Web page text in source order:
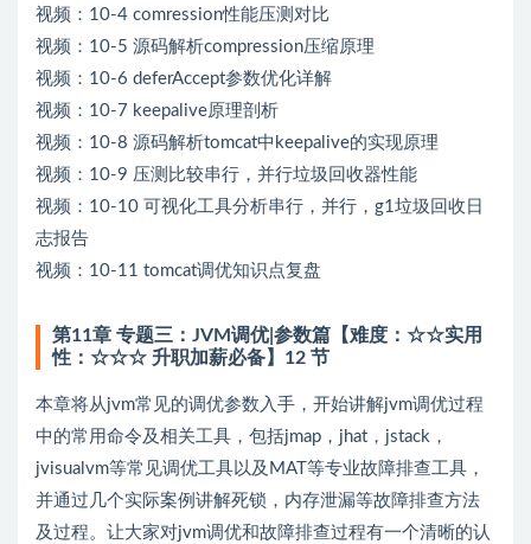
视频：10-4 comression性能压测对比
视频：10-5 源码解析compression压缩原理
视频：10-6 deferAccept参数优化详解
视频：10-7 keepalive原理剖析
视频：10-8 源码解析tomcat中keepalive的实现原理
视频：10-9 压测比较串行，并行垃圾回收器性能
视频：10-10 可视化工具分析串行，并行，g1垃圾回收日
志报告
视频：10-11 tomcat调优知识点复盘
第11章 专题三：JVM调优|参数篇【难度：☆☆实用
性：☆☆☆ 升职加薪必备】12 节
本章将从jvm常见的调优参数入手，开始讲解jvm调优过程
中的常用命令及相关工具，包括jmap，jhat，jstack，
jvisualvm等常见调优工具以及MAT等专业故障排查工具，
并通过几个实际案例讲解死锁，内存泄漏等故障排查方法
及过程。让大家对jvm调优和故障排查过程有一个清晰的认